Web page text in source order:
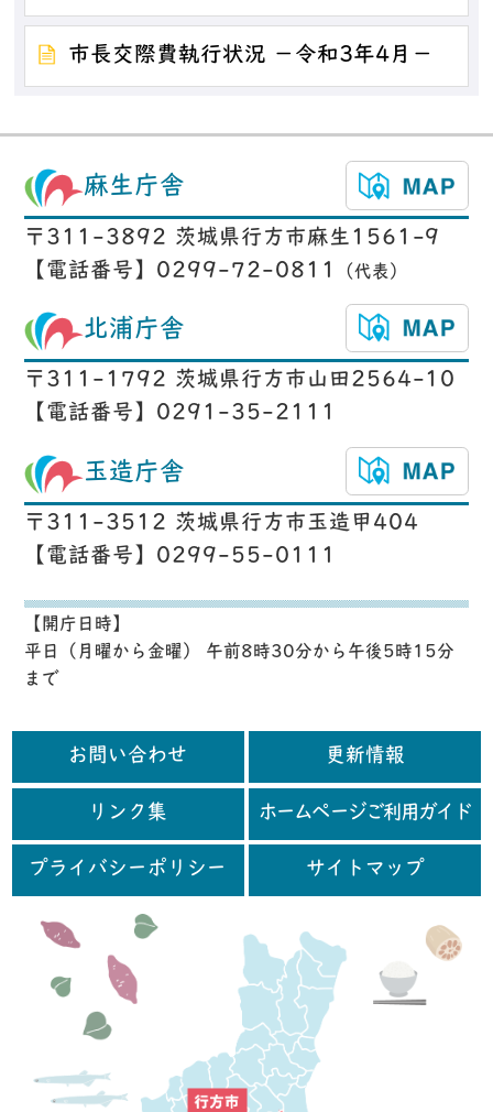
市長交際費執行状況 －令和3年4月－
麻生庁舎
〒311-3892 茨城県行方市麻生1561-9
【電話番号】0299-72-0811
（代表）
北浦庁舎
〒311-1792 茨城県行方市山田2564-10
【電話番号】0291-35-2111
玉造庁舎
〒311-3512 茨城県行方市玉造甲404
【電話番号】0299-55-0111
【開庁日時】
平日（月曜から金曜） 午前8時30分から午後5時15分
まで
お問い合わせ 更新情報
リンク集 ホームページご利用ガイド
プライバシーポリシー サイトマップ